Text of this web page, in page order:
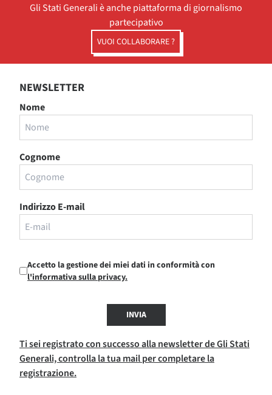
Gli Stati Generali è anche piattaforma di giornalismo
partecipativo
VUOI COLLABORARE ?
NEWSLETTER
Nome
Cognome
Indirizzo E-mail
Accetto la gestione dei miei dati in conformità con
l'informativa sulla privacy.
INVIA
Ti sei registrato con successo alla newsletter de Gli Stati
Generali, controlla la tua mail per completare la
registrazione.